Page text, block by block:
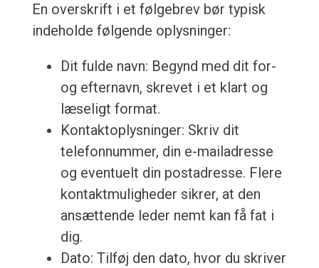
En overskrift i et følgebrev bør typisk
indeholde følgende oplysninger:
Dit fulde navn: Begynd med dit for-
og efternavn, skrevet i et klart og
læseligt format.
Kontaktoplysninger: Skriv dit
telefonnummer, din e-mailadresse
og eventuelt din postadresse. Flere
kontaktmuligheder sikrer, at den
ansættende leder nemt kan få fat i
dig.
Dato: Tilføj den dato, hvor du skriver